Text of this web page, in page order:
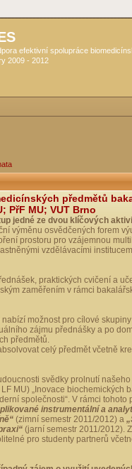
efektivní spolupráce
2009 - 2012
předmětů
PřF MU; VUT Brno
jedné ze dvou klíčových
výměnu osvědčených forem
prostoru pro vzájemnou
vzdělávacími
praktických cvičení a
zaměřením v rámci
nabízí možnost pro cílové
zájmu přednášky a po
předmětů.
celý předmět včetně
svědky prolnutí
MU) „Inovace biochemických
společnosti“. V rámci tohoto
instrumentální a
(zimní semestr 2011/2012) a
(jarní semestr 2011/2012).
pro studenty partnerů